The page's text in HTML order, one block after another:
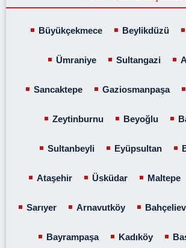
Büyükçekmece Beylikdüzü
Ümraniye Sultangazi
Sancaktepe Gaziosmanpaşa
Zeytinburnu Beyoğlu
Sultanbeyli Eyüpsultan
Ataşehir Üsküdar Maltepe
Sarıyer Arnavutköy
Bayrampaşa Kadıköy